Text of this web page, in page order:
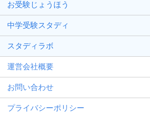
お受験じょうほう
中学受験スタディ
スタディラボ
運営会社概要
お問い合わせ
プライバシーポリシー